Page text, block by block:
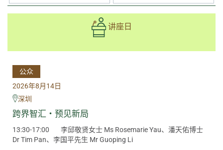
讲座日
公众
2026年8月14日
深圳
跨界智汇・预见新局
13:30-17:00
李邱敬贤女士 Ms Rosemarie Yau、潘天佑博士
Dr Tim Pan、李国平先生 Mr Guoping Li